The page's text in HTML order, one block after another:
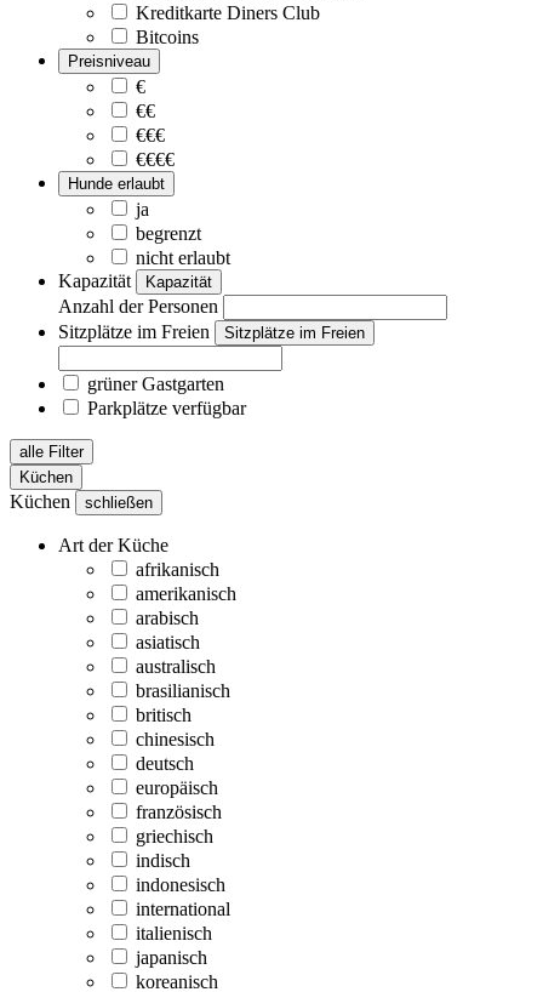
Kreditkarte Diners Club
Bitcoins
Preisniveau
€
€€
€€€
€€€€
Hunde erlaubt
ja
begrenzt
nicht erlaubt
Kapazität
Kapazität
Anzahl der Personen
Sitzplätze im Freien
Sitzplätze im Freien
grüner Gastgarten
Parkplätze verfügbar
alle Filter
Küchen
Küchen schließen
Art der Küche
afrikanisch
amerikanisch
arabisch
asiatisch
australisch
brasilianisch
britisch
chinesisch
deutsch
europäisch
französisch
griechisch
indisch
indonesisch
international
italienisch
japanisch
koreanisch